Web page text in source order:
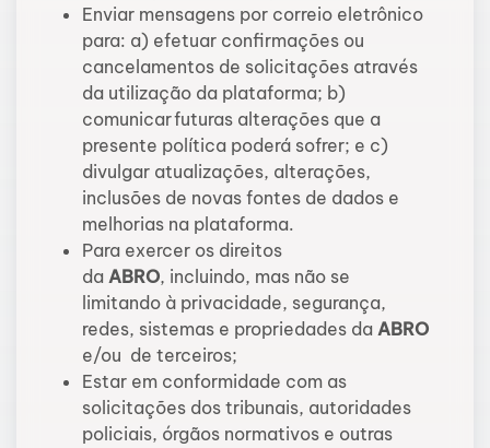
Enviar mensagens por correio eletrônico
para: a) efetuar confirmações ou
cancelamentos de solicitações através
da utilização da plataforma; b)
comunicar futuras alterações que a
presente política poderá sofrer; e c)
divulgar atualizações, alterações,
inclusões de novas fontes de dados e
melhorias na plataforma.
Para exercer os direitos
da ABRO, incluindo, mas não se
limitando à privacidade, segurança,
redes, sistemas e propriedades da ABRO
e/ou de terceiros;
Estar em conformidade com as
solicitações dos tribunais, autoridades
policiais, órgãos normativos e outras